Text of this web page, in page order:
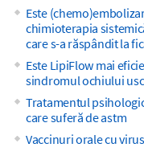
Este
chimioterapia
care s-a răspândit la
Este LipiFlow mai
sindromul ochiului
Tratamentul
care suferă de astm
Vaccinuri orale cu